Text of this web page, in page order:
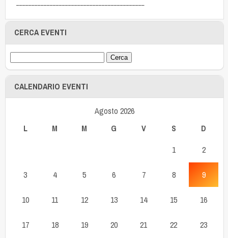
CERCA EVENTI
CALENDARIO EVENTI
Agosto 2026
L
M M G V S D
1 2
3 4 5 6 7 8 9
10 11 12 13 14 15 16
17 18 19 20 21 22 23